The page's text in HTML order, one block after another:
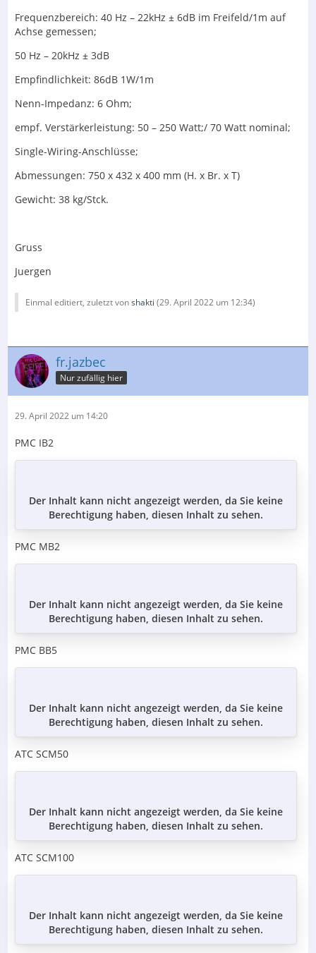
Frequenzbereich: 40 Hz – 22kHz ± 6dB im Freifeld/1m auf
Achse gemessen;
50 Hz – 20kHz ± 3dB
Empfindlichkeit: 86dB 1W/1m
Nenn-Impedanz: 6 Ohm;
empf. Verstärkerleistung: 50 – 250 Watt;/ 70 Watt nominal;
Single-Wiring-Anschlüsse;
Abmessungen: 750 x 432 x 400 mm (H. x Br. x T)
Gewicht: 38 kg/Stck.
Gruss
Juergen
Einmal editiert, zuletzt vonshakti (29. April 2022 um 12:34)
fr.jazbec
Nur zufällig hier
29. April 2022 um 14:20
PMC IB2
Der Inhalt kann nicht angezeigt werden, da Sie keine
Berechtigung haben, diesen Inhalt zu sehen.
PMC MB2
Der Inhalt kann nicht angezeigt werden, da Sie keine
Berechtigung haben, diesen Inhalt zu sehen.
PMC BB5
Der Inhalt kann nicht angezeigt werden, da Sie keine
Berechtigung haben, diesen Inhalt zu sehen.
ATC SCM50
Der Inhalt kann nicht angezeigt werden, da Sie keine
Berechtigung haben, diesen Inhalt zu sehen.
ATC SCM100
Der Inhalt kann nicht angezeigt werden, da Sie keine
Berechtigung haben, diesen Inhalt zu sehen.